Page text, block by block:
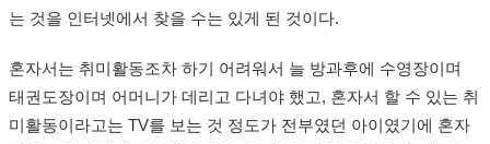
는 것을 인터넷에서 찾을 수는 있게 된 것이다.
혼자서는 취미활동조차 하기 어려워서 늘 방과후에 수영장이며
태권도장이며 어머니가 데리고 다녀야 했고, 혼자서 할 수 있는 취
미활동이라고는 TV를 보는 것 정도가 전부였던 아이였기에 혼자